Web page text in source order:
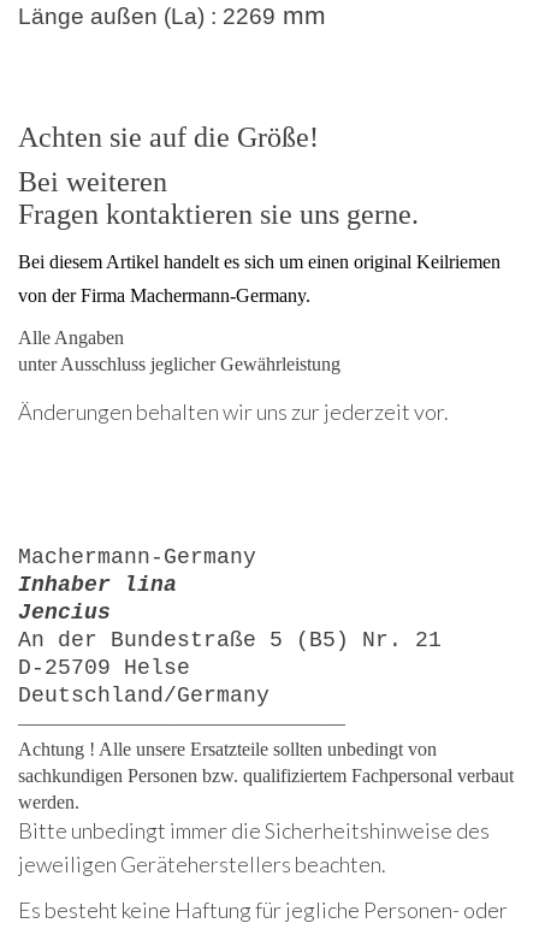
Länge außen (La) : 2269 mm
Achten sie auf die Größe!
Bei weiteren
Fragen kontaktieren sie uns gerne.
Bei diesem Artikel handelt es sich um einen original Keilriemen
von der Firma Machermann-Germany.
Alle Angaben
unter Ausschluss jeglicher Gewährleistung
Änderungen behalten wir uns zur jederzeit vor.
Machermann-Germany
Inhaber lina
Jencius
An der Bundestraße 5 (B5) Nr. 21
D-25709 Helse
Deutschland/Germany
—————————————————
Achtung ! Alle unsere Ersatzteile sollten unbedingt von
sachkundigen Personen bzw. qualifiziertem Fachpersonal verbaut
werden.
Bitte unbedingt immer die Sicherheitshinweise des
jeweiligen Geräteherstellers beachten.
Es besteht keine Haftung für jegliche Personen- oder